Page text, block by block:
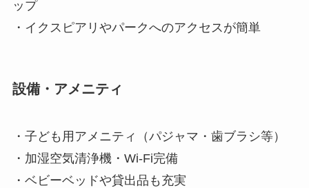
ップ
・イクスピアリやパークへのアクセスが簡単
設備・アメニティ
・子ども用アメニティ（パジャマ・歯ブラシ等）
・加湿空気清浄機・Wi‑Fi完備
・ベビーベッドや貸出品も充実